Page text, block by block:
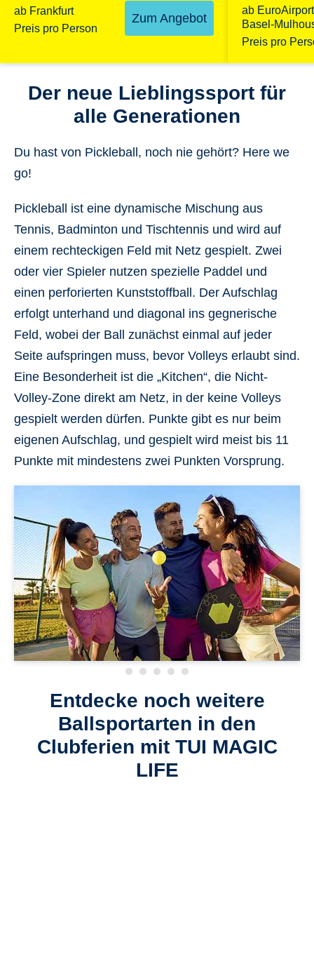
ab Frankfurt
Preis pro Person
Zum Angebot
ab EuroAirport
Basel-
Preis pro
Der neue Lieblingssport für
alle Generationen
Du hast von Pickleball, noch nie gehört? Here we
go!
Pickleball ist eine dynamische Mischung aus
Tennis, Badminton und Tischtennis und wird auf
einem rechteckigen Feld mit Netz gespielt. Zwei
oder vier Spieler nutzen spezielle Paddel und
einen perforierten Kunststoffball. Der Aufschlag
erfolgt unterhand und diagonal ins gegnerische
Feld, wobei der Ball zunächst einmal auf jeder
Seite aufspringen muss, bevor Volleys erlaubt sind.
Eine Besonderheit ist die „Kitchen“, die Nicht-
Volley-Zone direkt am Netz, in der keine Volleys
gespielt werden dürfen. Punkte gibt es nur beim
eigenen Aufschlag, und gespielt wird meist bis 11
Punkte mit mindestens zwei Punkten Vorsprung.
Entdecke noch weitere
Ballsportarten in den
Clubferien mit TUI MAGIC
LIFE